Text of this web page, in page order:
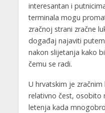
interesantan i
terminala mogu
zračnoj strani zračne
događaj najaviti
nakon slijetanja kako
čemu se radi.
U hrvatskim je
relativno čest, osobito
letenja kada